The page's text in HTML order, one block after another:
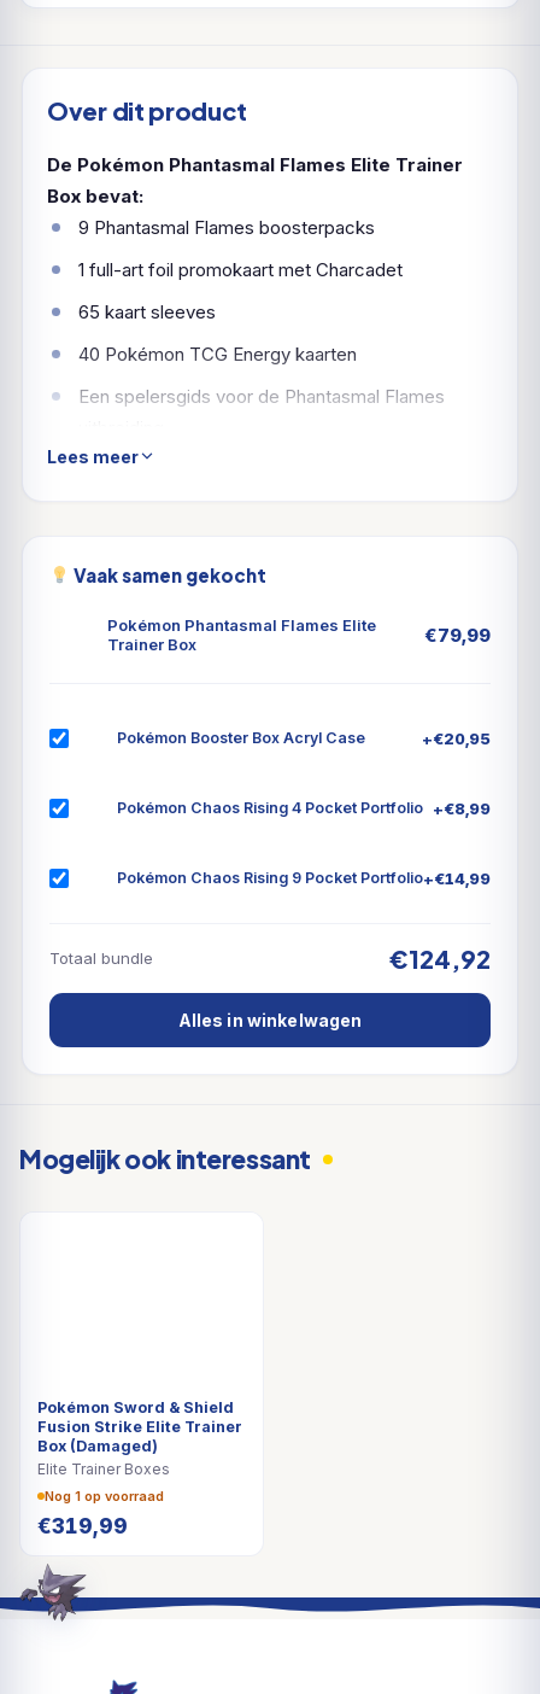
Over dit product
De Pokémon Phantasmal Flames Elite Trainer
Box bevat:
9 Phantasmal Flames boosterpacks
1 full-art foil promokaart met Charcadet
65 kaart sleeves
40 Pokémon TCG Energy kaarten
Een spelersgids voor de Phantasmal Flames
6 schade-teller dobbelstenen
scheidingsvakken voor organisatie
Lees meer
Vaak samen gekocht
Pokémon Phantasmal Flames Elite
Trainer Box
€79,99
Pokémon Booster Box Acryl Case +€20,95
Pokémon Chaos Rising 4 Pocket Portfolio +€8,99
Pokémon Chaos Rising 9 Pocket Portfolio+€14,99
Totaal bundle €124,92
Alles in winkelwagen
Mogelijk ook interessant
Pokémon Sword & Shield
Fusion Strike Elite Trainer
Box (Damaged)
Elite Trainer Boxes
Nog 1 op voorraad
€319,99